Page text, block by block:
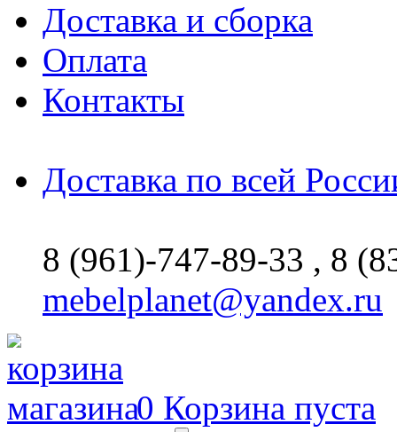
Доставка и сборка
Оплата
Контакты
Доставка по всей
8 (961)-747-89-33 , 8
mebelplanet@yandex.ru
0 Корзина пуста